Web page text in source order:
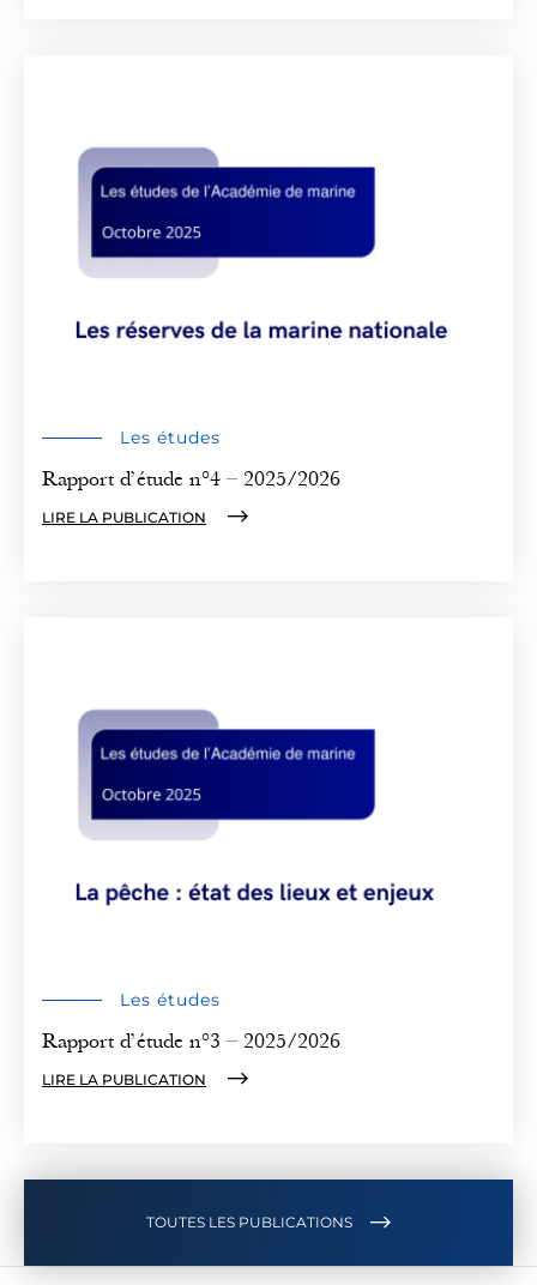
Les études
Rapport d’étude n°4 – 2025/2026
LIRE LA PUBLICATION
Les études
Rapport d’étude n°3 – 2025/2026
LIRE LA PUBLICATION
TOUTES LES PUBLICATIONS